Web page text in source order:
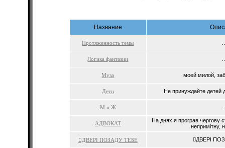
Название
Протяженность темы
Логика фантазии
Муза моей милой,
Дети Не принуждайте детей
М и Ж
АДВОКАТ
На днях я програв чергову
непримітну,
ДВЕРІ ПОЗАДУ ТЕБЕ ДВЕРІ